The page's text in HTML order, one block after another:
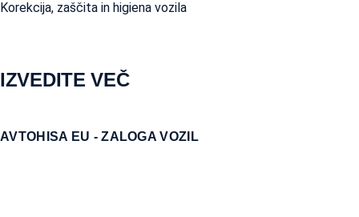
Korekcija, zaščita in higiena vozila
IZVEDITE VEČ
AVTOHISA EU - ZALOGA VOZIL